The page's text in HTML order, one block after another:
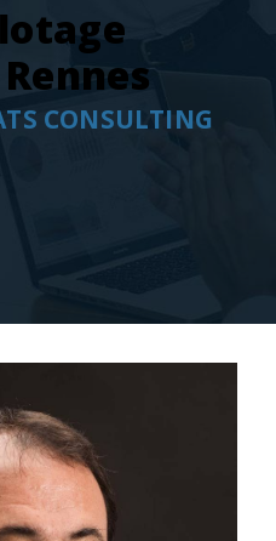
CONSULTING